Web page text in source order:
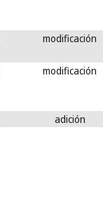
modificación
modificación
adición